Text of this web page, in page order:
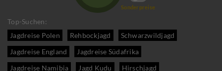
Sonderpreise
Top-Suchen:
Jagdreise Polen
Rehbockjagd
Schwarzwildjagd
Jagdreise England
Jagdreise Südafrika
Jagdreise Namibia
Jagd Kudu Hirschjagd